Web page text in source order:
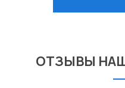
ОТЗЫВЫ